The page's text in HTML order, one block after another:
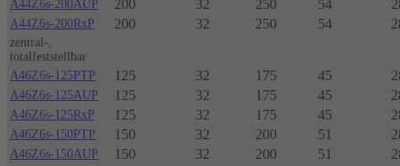
A44Z6s-200AUP 200 32 250 54
A44Z6s-200RxP 200 32 250 54
zentral-,
totalfeststellbar
A46Z6s-125PTP
125 32 175 45
A46Z6s-125AUP 125 32 175 45
A46Z6s-125RxP 125 32 175 45
A46Z6s-150PTP 150 32 200 51
A46Z6s-150AUP 150 32 200 51